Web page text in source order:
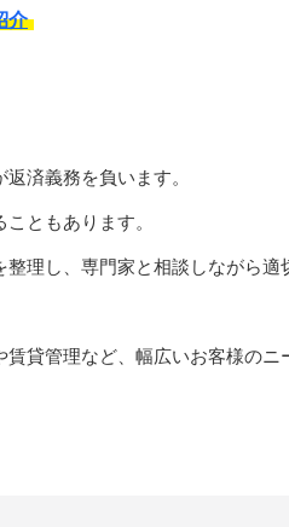
介
済義務を負います。
ともあります。
理し、専門家と相談しながら適
貸管理など、幅広いお客様のニ